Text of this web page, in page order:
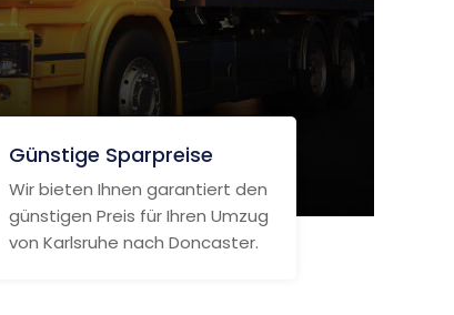
Günstige Sparpreise
Wir bieten Ihnen garantiert den
günstigen Preis für Ihren Umzug
von Karlsruhe nach Doncaster.